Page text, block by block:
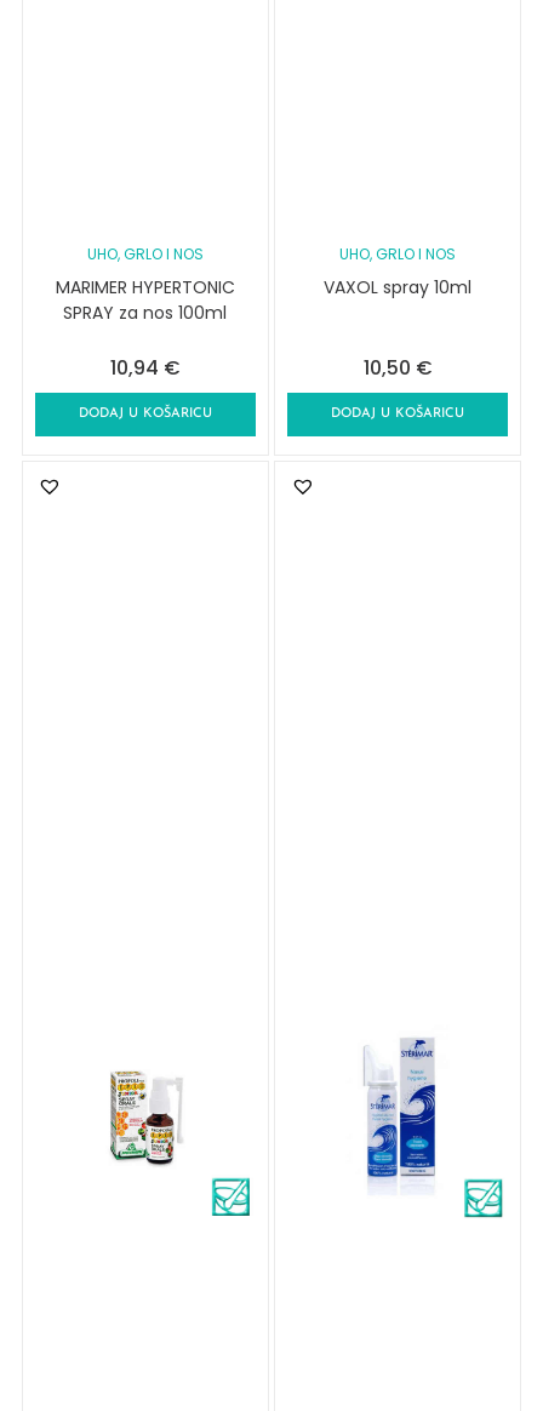
UHO, GRLO I NOS
MARIMER HYPERTONIC
SPRAY za nos 100ml
10,94 €
DODAJ U KOŠARICU
UHO, GRLO I NOS
VAXOL spray 10ml
10,50 €
DODAJ U KOŠARICU